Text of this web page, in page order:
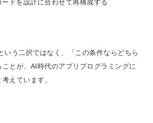
ードを設計に合わせて再構成する
いう二択ではなく、「この条件ならどちら
とが、AI時代のアプリプログラミングに
えています。